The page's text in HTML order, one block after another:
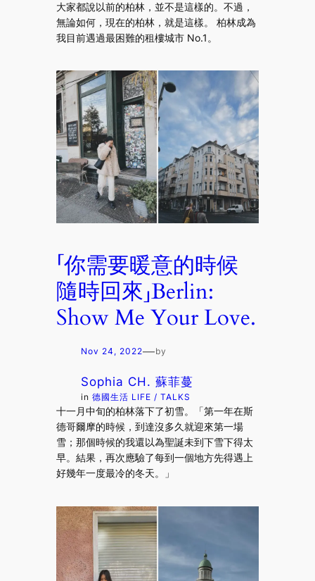
大家都說以前的柏林，並不是這樣的。不過，
無論如何，現在的柏林，就是這樣。 柏林成為
我目前遇過最困難的租樓城市 No.1。
「你需要暖意的時候
隨時回來」Berlin:
Show Me Your Love.
Nov 24, 2022—by
Sophia CH. 蘇菲蔓
in德國生活 LIFE / TALKS
十一月中旬的柏林落下了初雪。「第一年在斯
德哥爾摩的時候，到達沒多久就迎來第一場
雪；那個時候的我還以為聖誕未到下雪下得太
早。結果，再次應驗了每到一個地方先得遇上
好幾年一度最冷的冬天。」